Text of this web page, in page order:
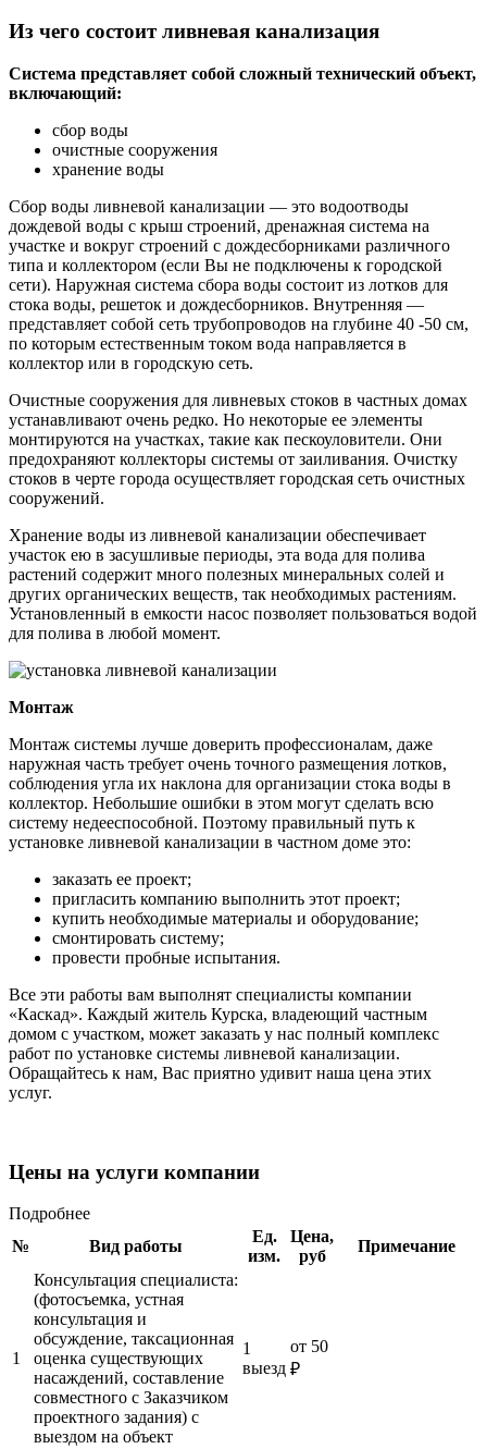
Из чего состоит ливневая канализация
Система представляет собой сложный технический объект,
включающий:
сбор воды
очистные сооружения
хранение воды
Сбор воды ливневой канализации — это водоотводы
дождевой воды с крыш строений, дренажная система на
участке и вокруг строений с дождесборниками различного
типа и коллектором (если Вы не подключены к городской
сети). Наружная система сбора воды состоит из лотков для
стока воды, решеток и дождесборников. Внутренняя —
представляет собой сеть трубопроводов на глубине 40 -50 см,
по которым естественным током вода направляется в
коллектор или в городскую сеть.
Очистные сооружения для ливневых стоков в частных домах
устанавливают очень редко. Но некоторые ее элементы
монтируются на участках, такие как пескоуловители. Они
предохраняют коллекторы системы от заиливания. Очистку
стоков в черте города осуществляет городская сеть очистных
сооружений.
Хранение воды из ливневой канализации обеспечивает
участок ею в засушливые периоды, эта вода для полива
растений содержит много полезных минеральных солей и
других органических веществ, так необходимых растениям.
Установленный в емкости насос позволяет пользоваться водой
для полива в любой момент.
Монтаж
Монтаж системы лучше доверить профессионалам, даже
наружная часть требует очень точного размещения лотков,
соблюдения угла их наклона для организации стока воды в
коллектор. Небольшие ошибки в этом могут сделать всю
систему недееспособной. Поэтому правильный путь к
установке ливневой канализации в частном доме это:
заказать ее проект;
пригласить компанию выполнить этот проект;
купить необходимые материалы и оборудование;
смонтировать систему;
провести пробные испытания.
Все эти работы вам выполнят специалисты компании
«Каскад». Каждый житель Курска, владеющий частным
домом с участком, может заказать у нас полный комплекс
работ по установке системы ливневой канализации.
Обращайтесь к нам, Вас приятно удивит наша цена этих
услуг.
Цены на услуги компании
Подробнее
№
Вид работы
Ед.
изм.
Цена,
руб
Примечание
1
Консультация специалиста:
(фотосъемка, устная
консультация и
обсуждение, таксационная
оценка существующих
насаждений, составление
совместного с Заказчиком
проектного задания) с
выездом на объект
1
выезд
от 50
₽